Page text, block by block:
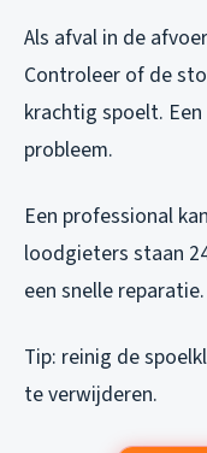
Als afval in de
Controleer of de
krachtig spoelt.
probleem.
Een professional
loodgieters staan
een snelle reparatie.
Tip: reinig de
te verwijderen.